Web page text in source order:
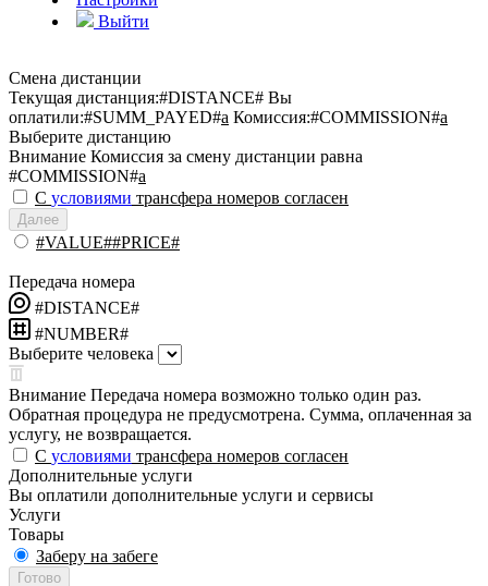
Выйти
Смена дистанции
Текущая дистанция:#DISTANCE# Вы
оплатили:#SUMM_PAYED#a Комиссия:#COMMISSION#a
Выберите дистанцию
Внимание Комиссия за смену дистанции равна
#COMMISSION#a
С условиями трансфера номеров согласен
Далее
#VALUE##PRICE#
Передача номера
#DISTANCE#
#NUMBER#
Выберите человека
Внимание Передача номера возможно только один раз.
Обратная процедура не предусмотрена. Сумма, оплаченная за
услугу, не возвращается.
С условиями трансфера номеров согласен
Дополнительные услуги
Вы оплатили дополнительные услуги и сервисы
Услуги
Товары
Заберу на забеге
Готово